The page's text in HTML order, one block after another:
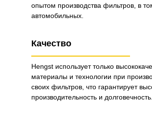
опытом производства фильтров, в
автомобильных.
Качество
Hengst использует только
материалы и технологии при
своих фильтров, что гарантирует
производительность и долговечность.